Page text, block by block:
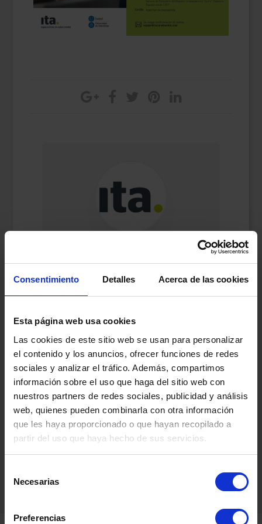
Consentimiento Detalles Acerca de las cookies
Esta página web usa cookies
Las cookies de este sitio web se usan para personalizar
el contenido y los anuncios, ofrecer funciones de redes
sociales y analizar el tráfico. Además, compartimos
información sobre el uso que haga del sitio web con
nuestros partners de redes sociales, publicidad y análisis
web, quienes pueden combinarla con otra información
que les haya proporcionado o que hayan recopilado a
partir del uso que haya hecho de sus servicios.
Necesarias
Preferencias
ITA
Somosespecialistasensalud mental.
integral de los trastornos y
problemáticas asociadas a la salud
mental:
Trastornos de la Conducta
Alimentaria,
Trastornosde Conducta.
Psiquiatría General.